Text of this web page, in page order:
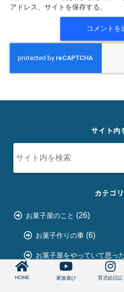
アドレス、サイトを保存する。
サイト内
カテゴ
お菓子屋のこと (26)
お菓子作りの事 (6)
お菓子屋をやっていて思っ
菓子屋開業(15)
HOME 家族遊び 育児絵日記